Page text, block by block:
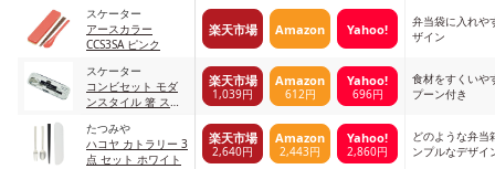
スケーター
アースカラー
CCS3SA ピンク
楽天市場 Amazon Yahoo!
弁当袋に入れや
ザイン
スケーター
コンビセット モダ
ンスタイル 箸 スプ
楽天市場
1,039円
Amazon
612円
Yahoo!
696円
食材をすくいや
プーン付き
たつみや
ハコヤ カトラリー 3
点 セット ホワイト
楽天市場
2,640円
Amazon
2,443円
Yahoo!
2,860円
どのような弁当
ンプルなデザイ